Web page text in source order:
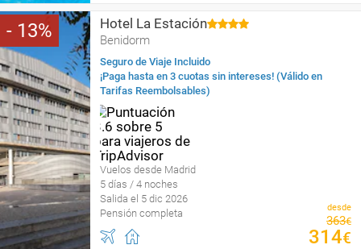
13 Hotel La Estación
Benidorm
Seguro de Viaje Incluido
¡Paga hasta en 3 cuotas sin intereses! (Válido en
Tarifas Reembolsables)
Vuelos desde Madrid
5 días / 4 noches
Salida el 5 dic 2026
Pensión completa
desde
363€
314€